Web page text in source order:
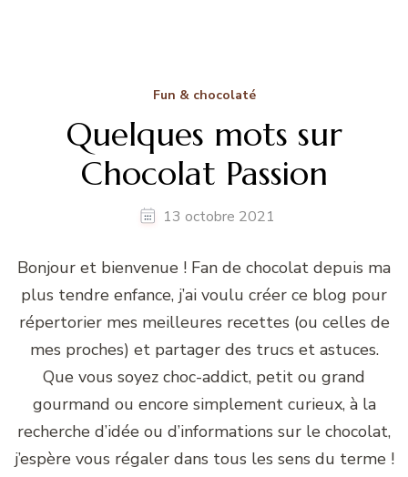
Fun & chocolaté
Quelques mots sur
Chocolat Passion
13 octobre 2021
Bonjour et bienvenue ! Fan de chocolat depuis ma
plus tendre enfance, j’ai voulu créer ce blog pour
répertorier mes meilleures recettes (ou celles de
mes proches) et partager des trucs et astuces.
Que vous soyez choc-addict, petit ou grand
gourmand ou encore simplement curieux, à la
recherche d’idée ou d’informations sur le chocolat,
j’espère vous régaler dans tous les sens du terme !